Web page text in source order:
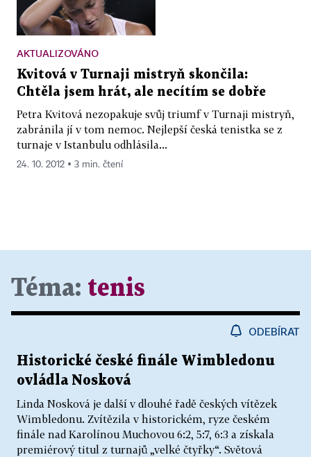
AKTUALIZOVÁNO
Kvitová v Turnaji mistryň skončila:
Chtěla jsem hrát, ale necítím se dobře
Petra Kvitová nezopakuje svůj triumf v Turnaji mistryň,
zabránila jí v tom nemoc. Nejlepší česká tenistka se z
turnaje v Istanbulu odhlásila...
24. 10. 2012 ▪ 3 min. čtení
Téma: tenis
ODEBÍRAT
Historické české finále Wimbledonu
ovládla Nosková
Linda Nosková je další v dlouhé řadě českých vítězek
Wimbledonu. Zvítězila v historickém, ryze českém
finále nad Karolínou Muchovou 6:2, 5:7, 6:3 a získala
premiérový titul z turnajů „velké čtyřky“. Světová